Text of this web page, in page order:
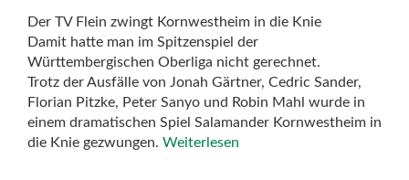
Der TV Flein zwingt Kornwestheim in die Knie
Damit hatte man im Spitzenspiel der
Württembergischen Oberliga nicht gerechnet.
Trotz der Ausfälle von Jonah Gärtner, Cedric Sander,
Florian Pitzke, Peter Sanyo und Robin Mahl wurde in
einem dramatischen Spiel Salamander Kornwestheim in
die Knie gezwungen. Weiterlesen